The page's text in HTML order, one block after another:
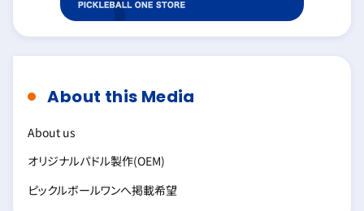
About this Media
About us
オリジナルパドル製作(OEM)
ピックルボールワンへ掲載希望